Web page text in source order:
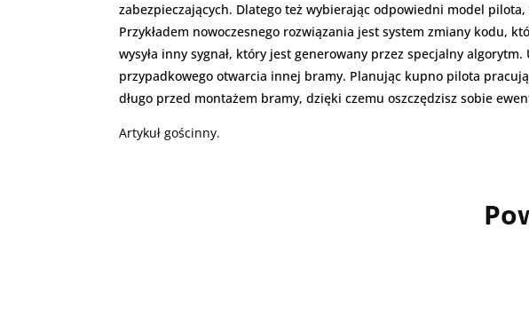
zabezpieczających. Dlatego też wybierając odpowiedni model
Przykładem nowoczesnego rozwiązania jest system zmiany kodu,
wysyła inny sygnał, który jest generowany przez specjalny
przypadkowego otwarcia innej bramy. Planując kupno pilota
długo przed montażem bramy, dzięki czemu oszczędzisz sobie
Artykuł gościnny.